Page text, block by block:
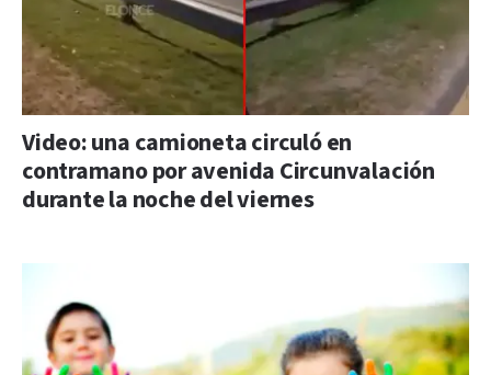
Video: una camioneta circuló en
contramano por avenida Circunvalación
durante la noche del viernes